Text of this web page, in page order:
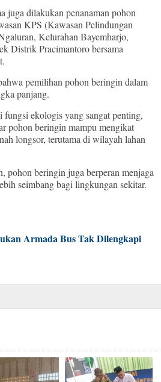
juga dilakukan penanaman pohon
KPS (Kawasan Pelindungan
Kelurahan Bayemharjo,
Distrik Pracimantoro bersama
pemilihan pohon beringin dalam
panjang.
ekologis yang sangat penting,
pohon beringin mampu mengikat
longsor, terutama di wilayah lahan
pohon beringin juga berperan menjaga
seimbang bagi lingkungan sekitar.
Armada Bus Tak Dilengkapi